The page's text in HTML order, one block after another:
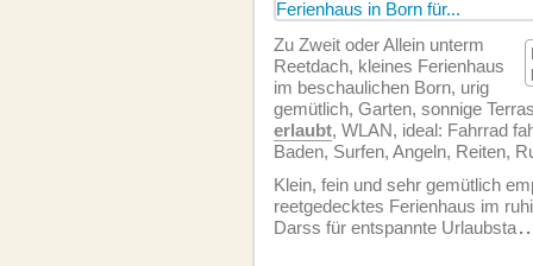
Zu Zweit oder Allein unterm
Reetdach, kleines Ferienhaus
im beschaulichen Born, urig
gemütlich, Garten, sonnige
erlaubt, WLAN, ideal: Fahrrad
Baden, Surfen, Angeln, Reiten,
Klein, fein und sehr gemütlich
reetgedecktes Ferienhaus im
Darss für entspannte Urlaubsta